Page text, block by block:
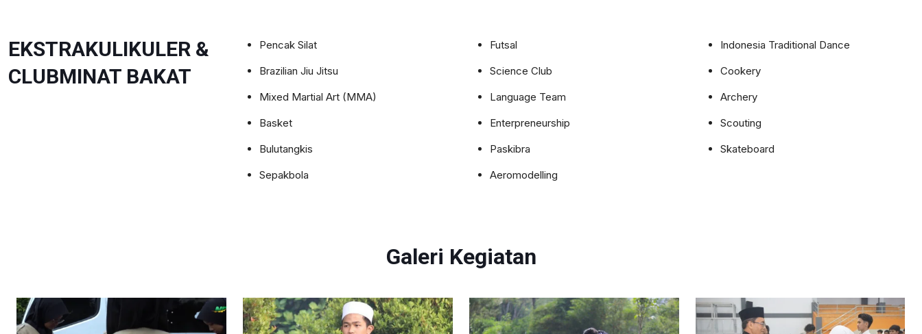
EKSTRAKULIKULER &
CLUBMINAT BAKAT
Pencak Silat
Brazilian Jiu Jitsu
Mixed Martial Art (MMA)
Basket
Bulutangkis
Sepakbola
Futsal
Science Club
Language Team
Enterpreneurship
Paskibra
Aeromodelling
Indonesia Traditional Dance
Cookery
Archery
Scouting
Skateboard
Galeri Kegiatan